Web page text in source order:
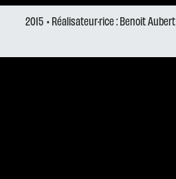
2015 • Réalisateur·rice : Benoit Aubert